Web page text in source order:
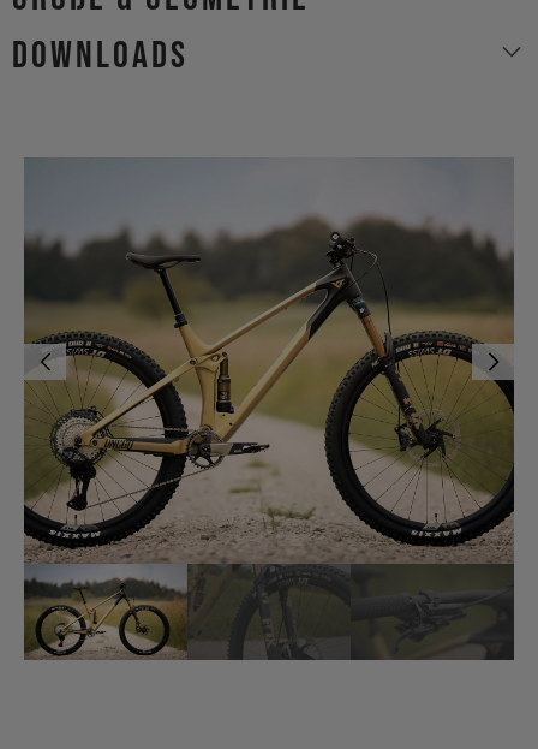
Downloads